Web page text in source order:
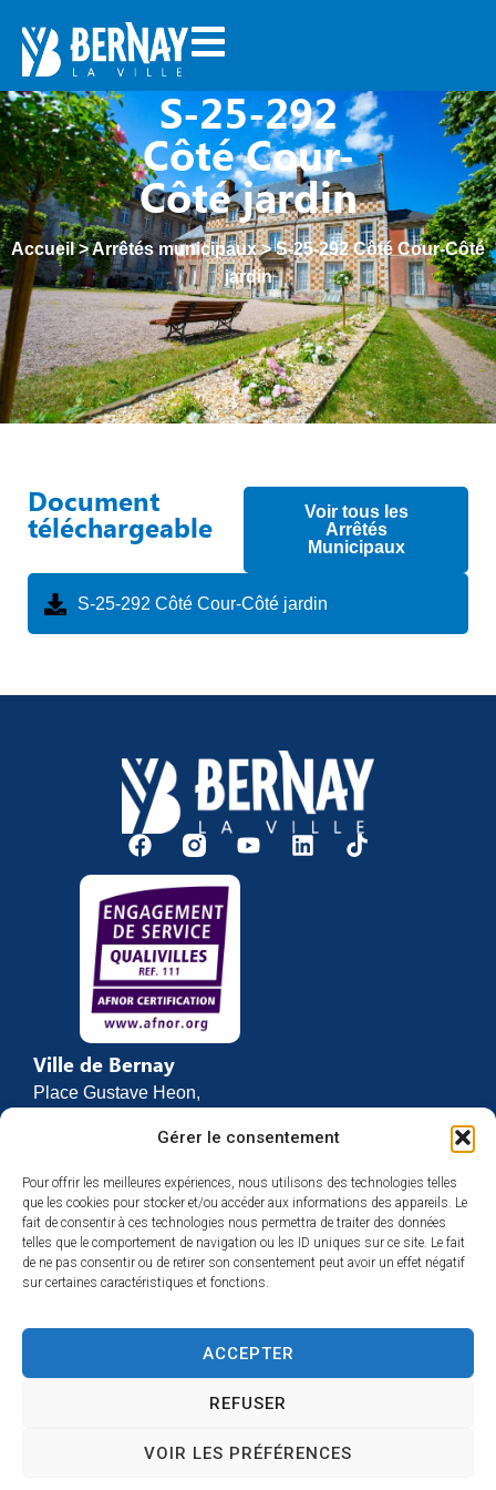
Gérer le consentement
Pour offrir les meilleures expériences, nous utilisons des technologies telles
que les cookies pour stocker et/ou accéder aux informations des appareils. Le
fait de consentir à ces technologies nous permettra de traiter des données
telles que le comportement de navigation ou les ID uniques sur ce site. Le fait
de ne pas consentir ou de retirer son consentement peut avoir un effet négatif
sur certaines caractéristiques et fonctions.
ACCEPTER
REFUSER
VOIR LES PRÉFÉRENCES
S-25-292
Côté Cour-
Côté jardin
Accueil>Arrêtés municipaux>S-25-292 Côté Cour-Côté
jardin
Document
téléchargeable
Voir tous les
Arrêtés
Municipaux
S-25-292 Côté Cour-Côté jardin
Ville de Bernay
Place Gustave Heon,
27307 BERNAY
02 32 46 63 00
Contact
Horaires d’ouverture
Du lundi au vendredi :
et de 13h30 à 17h